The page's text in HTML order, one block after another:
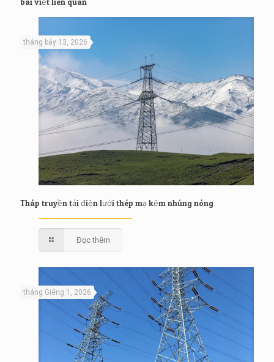
tháng bảy 13, 2026
Tháp truyền tải điện lưới thép mạ kẽm nhúng nóng
Đọc thêm
tháng Giêng 1, 2026